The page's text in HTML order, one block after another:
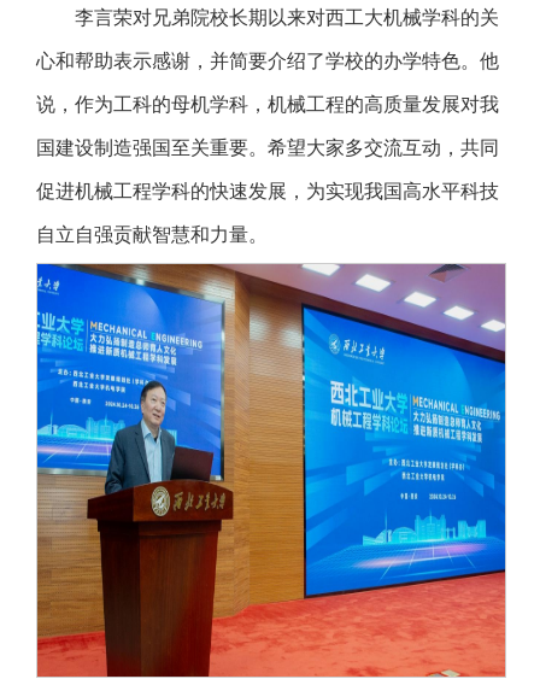
李言荣对兄弟院校长期以来对西工大机械学科的关
心和帮助表示感谢，并简要介绍了学校的办学特色。他
说，作为工科的母机学科，机械工程的高质量发展对我
国建设制造强国至关重要。希望大家多交流互动，共同
促进机械工程学科的快速发展，为实现我国高水平科技
自立自强贡献智慧和力量。